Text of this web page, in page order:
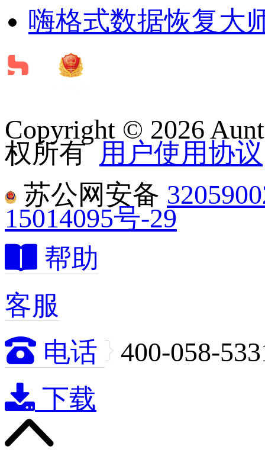
嗨格式数据恢复大
Copyright © 2026
权所有 用户使用协议
苏公网安备
15014095号-29

帮助
客服
 电话 400-058-
 下载
